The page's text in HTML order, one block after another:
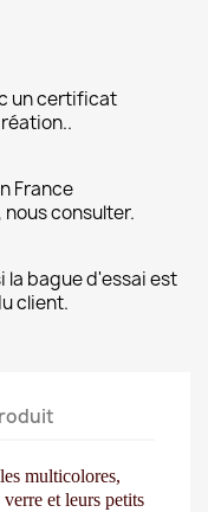
un certificat
France
consulter.
la bague d'essai est
client.
multicolores,
verre et leurs petits